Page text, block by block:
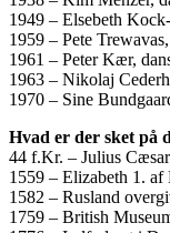
1949 – Elsebeth
1959 – Pete
1961 – Peter Kær,
1963 – Nikolaj
1970 – Sine
Hvad er der sket på
44 f.Kr. – Julius
1559 – Elizabeth 1.
1582 – Rusland
1759 – British